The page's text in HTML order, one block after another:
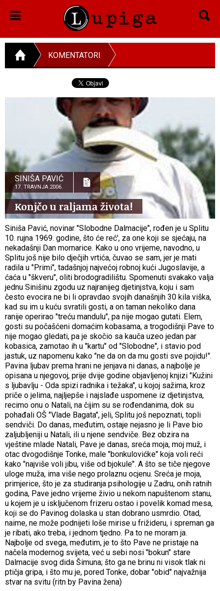
KOMENTATORI
SINIŠA PAVIĆ
17. TRAVNJA 2006.
Konjčo u raljama života!
Siniša Pavić, novinar "Slobodne Dalmacije", rođen je u Splitu
10. rujna 1969. godine, što će reć', za one koji se sjećaju, na
nekadašnji Dan mornarice. Kako u ono vrijeme, navodno, u
Splitu još nije bilo dječjih vrtića, čuvao se sam, jer je mati
radila u "Primi", tadašnjoj najvećoj robnoj kući Jugoslavije, a
ćaća u "škveru", oliti brodogradilištu. Spomenuti svakako valja
jednu Sinišinu zgodu uz najranijeg djetinjstva, koju i sam
često evocira ne bi li opravdao svojih današnjih 30 kila viška,
kad su im u kuću svratili gosti, a on taman nekoliko dana
ranije operirao "treću mandulu", pa nije mogao gutati. Elem,
gosti su počašćeni domaćim kobasama, a trogodišnji Pave to
nije mogao gledati, pa je skočio sa kauča uzeo jedan par
kobasica, zamotao ih u "kartu" od "Slobodne", i stavio pod
jastuk, uz napomenu kako "ne da on da mu gosti sve pojidu!".
Pavina ljubav prema hrani ne jenjava ni danas, a najbolje je
opisana u njegovoj, prije dvije godine objavljenoj knjizi "Kužini
s ljubavlju - Oda spizi radnika i težaka", u kojoj sažima, kroz
priče o jelima, najljepše i najslađe uspomene iz djetinjstva,
recimo onu o Natali, na čijim su se rođendanima, dok su
pohađali OŠ "Vlade Bagata", jeli, Splitu još nepoznati, topli
sendviči. Do danas, međutim, ostaje nejasno je li Pave bio
zaljubljeniji u Natali, ili u njene sendviče. Bez obzira na
vještine mlade Natali, Pave je danas, sreća moja, moj muž, i
otac dvogodišnje Tonke, male "bonkulovićke" koja voli reći
kako "najviše voli jibu, više od bjokule". A što se tiče njegove
uloge muža, ima više nego prolaznu ocjenu. Sreća je moja,
primjerice, što je za studiranja psihologije u Zadru, onih ratnih
godina, Pave jedno vrijeme živio u nekom napuštenom stanu,
u kojem je u isključenom frizeru ostao i povelik komad mesa,
koji se do Pavinog dolaska u stan dobrano usmrdio. Otad,
naime, ne može podnijeti loše mirise u frižideru, i spreman ga
je ribati, ako treba, i jednom tjedno. Pa to ne moram ja.
Najbolje od svega, međutim, je to što Pave ne pristaje na
načela modernog svijeta, već u sebi nosi "bokun" stare
Dalmacije svog dida Šimuna; što ga ne brinu ni visok tlak ni
ptičja gripa, i što mu je, pored Tonke, dobar "obid" najvažnija
stvar na svitu (ritn by Pavina žena)